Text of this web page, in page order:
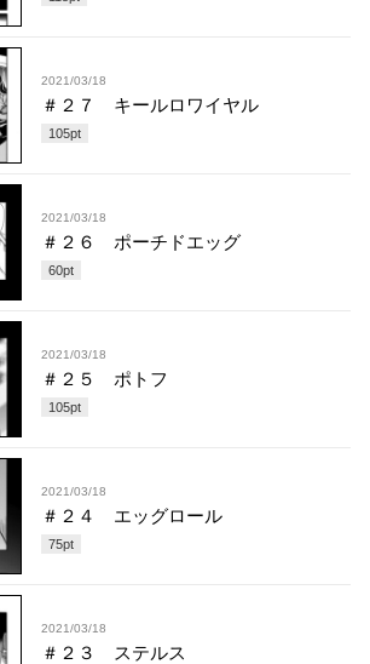
2021/03/18
＃２７ キールロワイヤル
105pt
2021/03/18
＃２６ ポーチドエッグ
60pt
2021/03/18
＃２５ ポトフ
105pt
2021/03/18
＃２４ エッグロール
75pt
2021/03/18
＃２３ ステルス